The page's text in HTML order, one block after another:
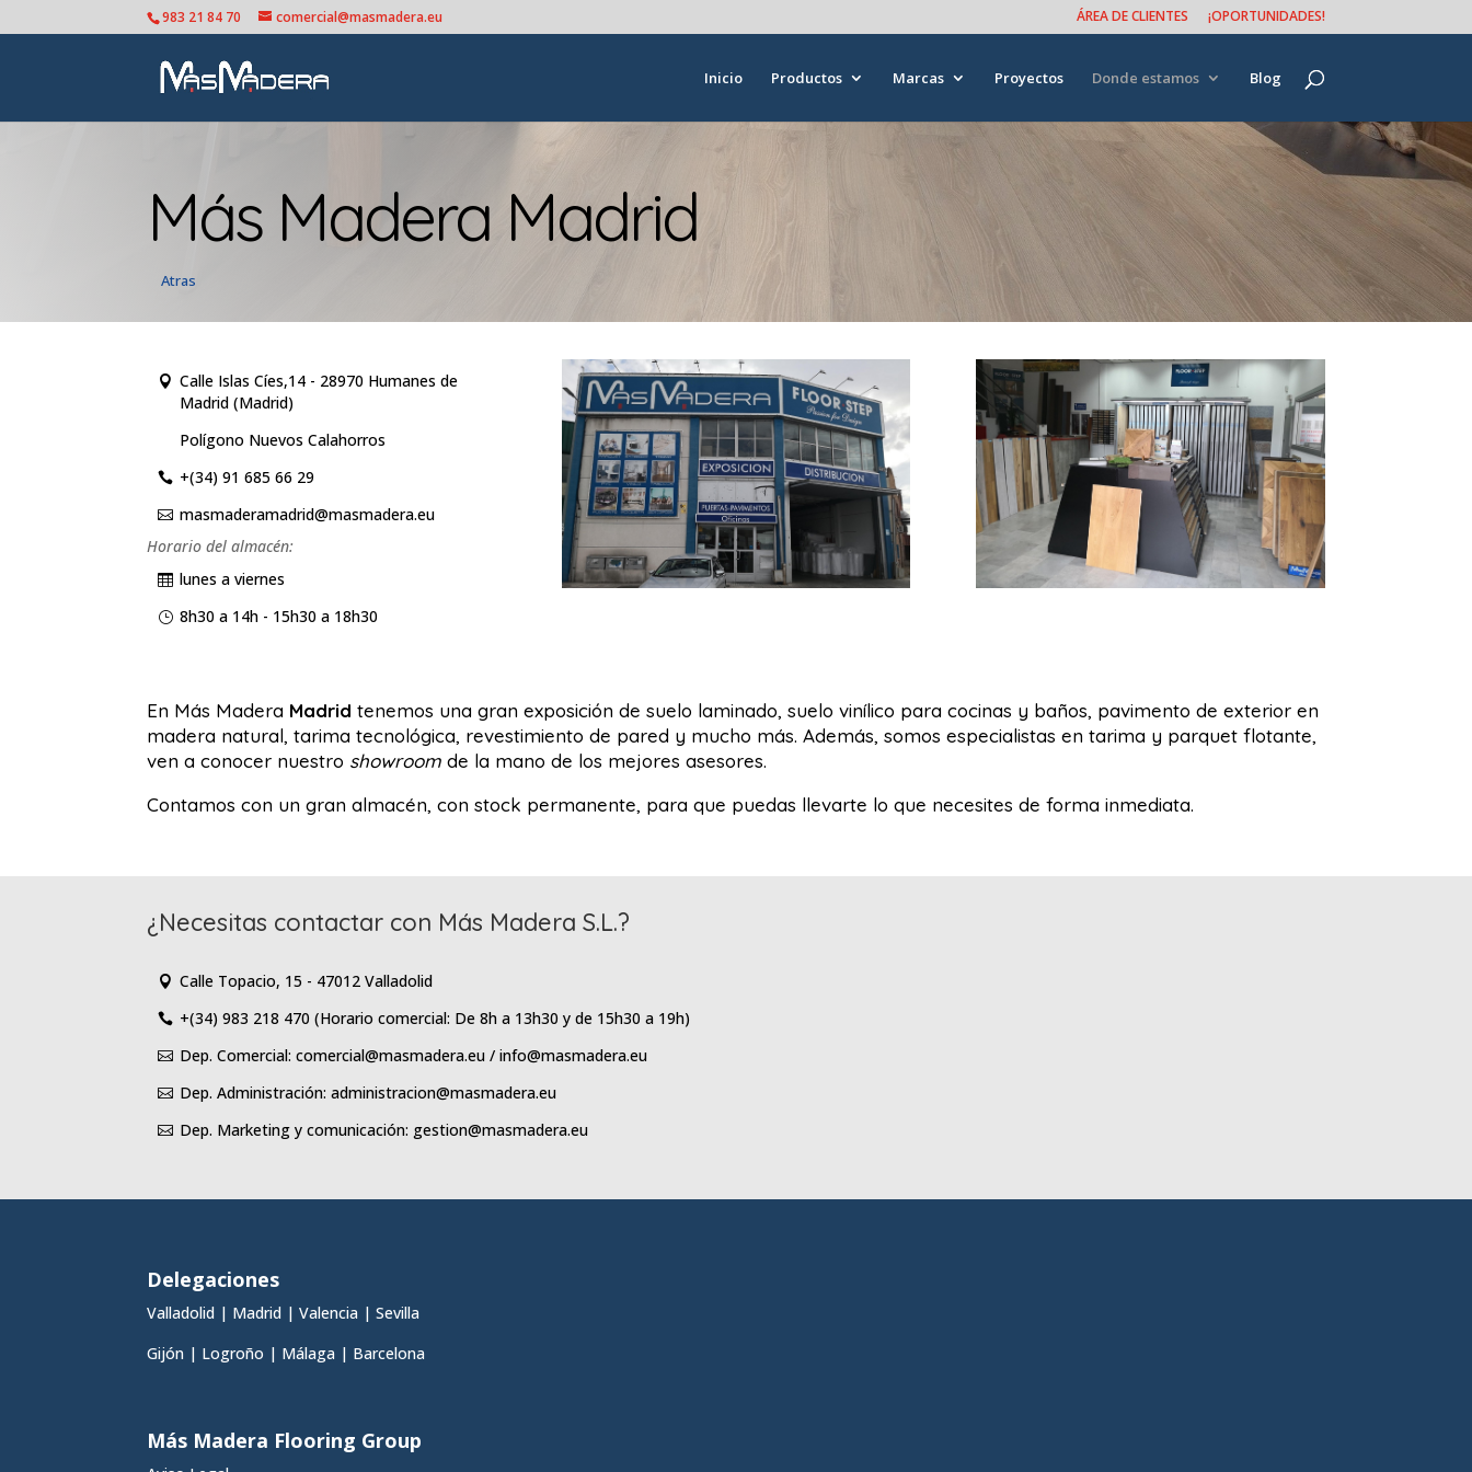
983 21 84 70 comercial@masmadera.eu ÁREA DE CLIENTES ¡OPORTUNIDADES!
Inicio Productos Marcas Proyectos Donde estamos Blog
Más Madera Madrid
Atras

Calle Islas Cíes,14 - 28970 Humanes de
Madrid (Madrid)
Polígono Nuevos Calahorros
 +(34) 91 685 66 29
 masmaderamadrid@masmadera.eu
Horario del almacén:
 lunes a viernes
} 8h30 a 14h - 15h30 a 18h30
En Más Madera Madrid tenemos una gran exposición de suelo laminado, suelo vinílico para cocinas y baños, pavimento de exterior en
madera natural, tarima tecnológica, revestimiento de pared y mucho más. Además, somos especialistas en tarima y parquet flotante,
ven a conocer nuestro showroom de la mano de los mejores asesores.
Contamos con un gran almacén, con stock permanente, para que puedas llevarte lo que necesites de forma inmediata.
¿Necesitas contactar con Más Madera S.L.?
 Calle Topacio, 15 - 47012 Valladolid
 +(34) 983 218 470 (Horario comercial: De 8h a 13h30 y de 15h30 a 19h)
 Dep. Comercial: comercial@masmadera.eu / info@masmadera.eu
 Dep. Administración: administracion@masmadera.eu
 Dep. Marketing y comunicación: gestion@masmadera.eu
Delegaciones
Valladolid | Madrid |Valencia |Sevilla
Gijón | Logroño | Málaga | Barcelona
Más Madera Flooring Group